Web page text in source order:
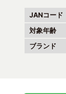
JANコード
対象年齢
ブランド